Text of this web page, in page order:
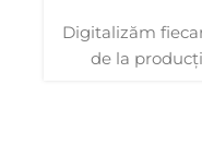
Digitalizăm
de la